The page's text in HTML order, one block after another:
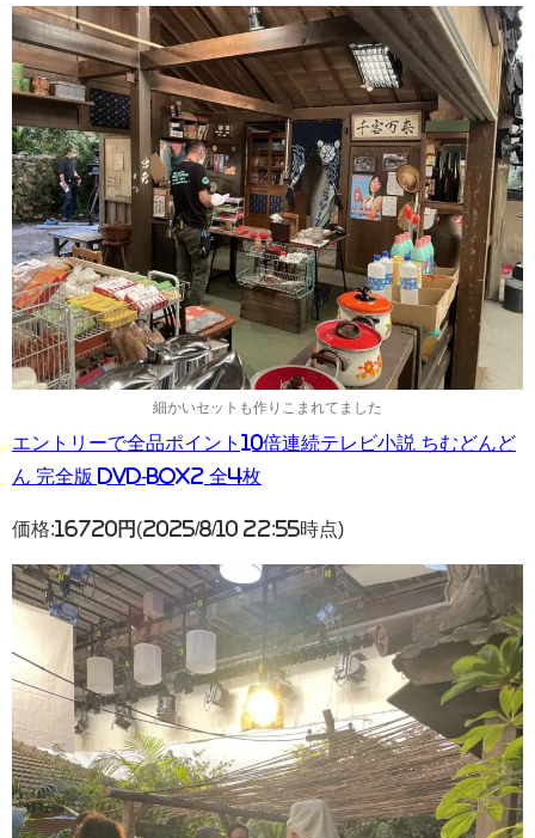
細かいセットも作りこまれてました
エントリーで全品ポイント10倍連続テレビ小説 ちむどんど
ん 完全版 DVD-BOX2 全4枚
価格:16720円 (2025/8/10 22:55時点)